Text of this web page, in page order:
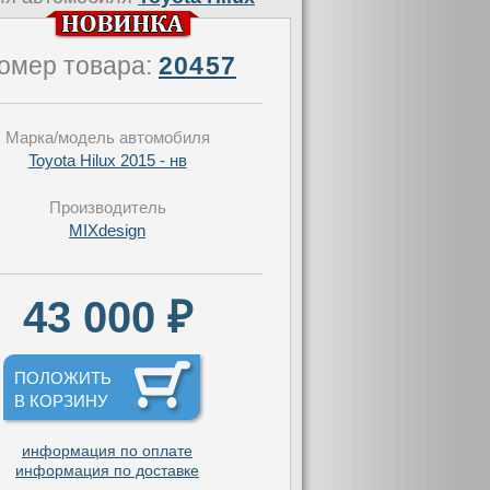
товара: 20457
Марка/модель автомобиля
Toyota Hilux 2015 - нв
Производитель
MIXdesign
43 000 ₽
ПОЛОЖИТЬ
В КОРЗИНУ
информация по оплате
информация по доставке